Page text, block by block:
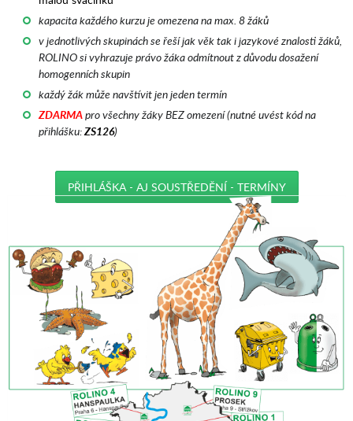
kapacita každého kurzu je omezena na max. 8 žáků
v jednotlivých skupinách se řeší jak věk tak i jazykové znalosti žáků,
ROLINO si vyhrazuje právo žáka odmítnout z důvodu dosažení
homogenních skupin
každý žák může navštívit jen jeden termín
ZDARMApro všechny žáky BEZ omezení (nutné uvést kód na
přihlášku:ZS126)
PŘIHLÁŠKA - AJ SOUSTŘEDĚNÍ - TERMÍNY